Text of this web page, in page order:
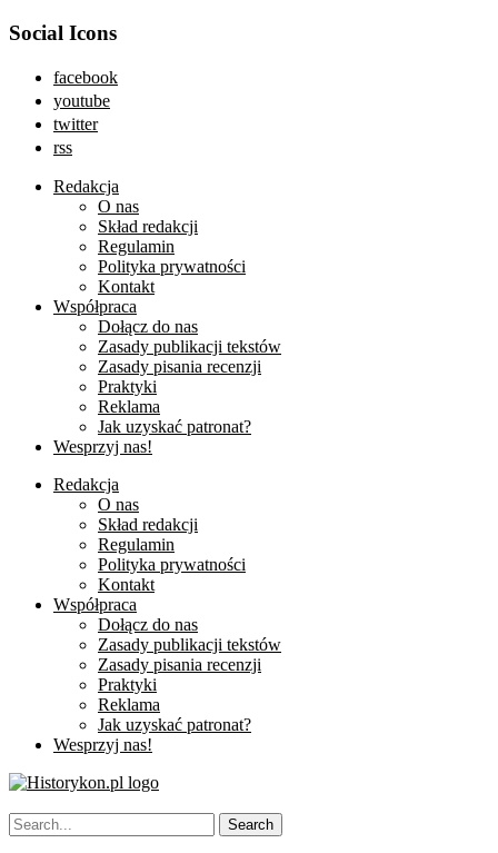
Social Icons
facebook
youtube
twitter
rss
Redakcja
O nas
Skład redakcji
Regulamin
Polityka prywatności
Kontakt
Współpraca
Dołącz do nas
Zasady publikacji tekstów
Zasady pisania recenzji
Praktyki
Reklama
Jak uzyskać patronat?
Wesprzyj nas!
Redakcja
O nas
Skład redakcji
Regulamin
Polityka prywatności
Kontakt
Współpraca
Dołącz do nas
Zasady publikacji tekstów
Zasady pisania recenzji
Praktyki
Reklama
Jak uzyskać patronat?
Wesprzyj nas!